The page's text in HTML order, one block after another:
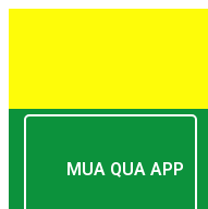
MUA QUA APP